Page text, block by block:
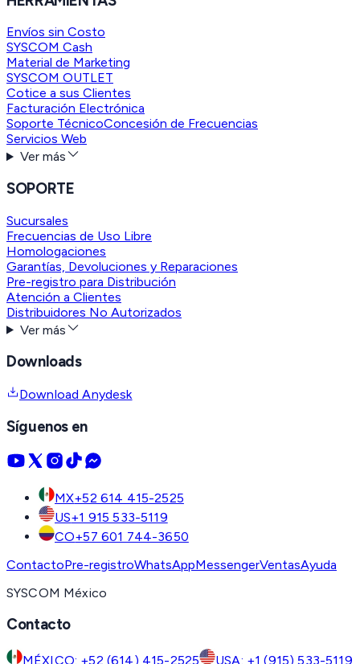
Envíos sin Costo
SYSCOM Cash
Material de Marketing
SYSCOM OUTLET
Cotice a sus Clientes
Facturación Electrónica
Soporte TécnicoConcesión de Frecuencias
Servicios Web
Ver más
SOPORTE
Sucursales
Frecuencias de Uso Libre
Homologaciones
Garantías, Devoluciones y Reparaciones
Pre-registro para Distribución
Atención a Clientes
Distribuidores No Autorizados
Ver más
Downloads
Download Anydesk
Síguenos en
MX+52 614 415-2525
US+1 915 533-5119
CO+57 601 744-3650
ContactoPre-registroWhatsAppMessengerVentasAyuda
SYSCOM México
Contacto
MÉXICO: +52 (614) 415-2525 USA: +1 (915) 533-5119